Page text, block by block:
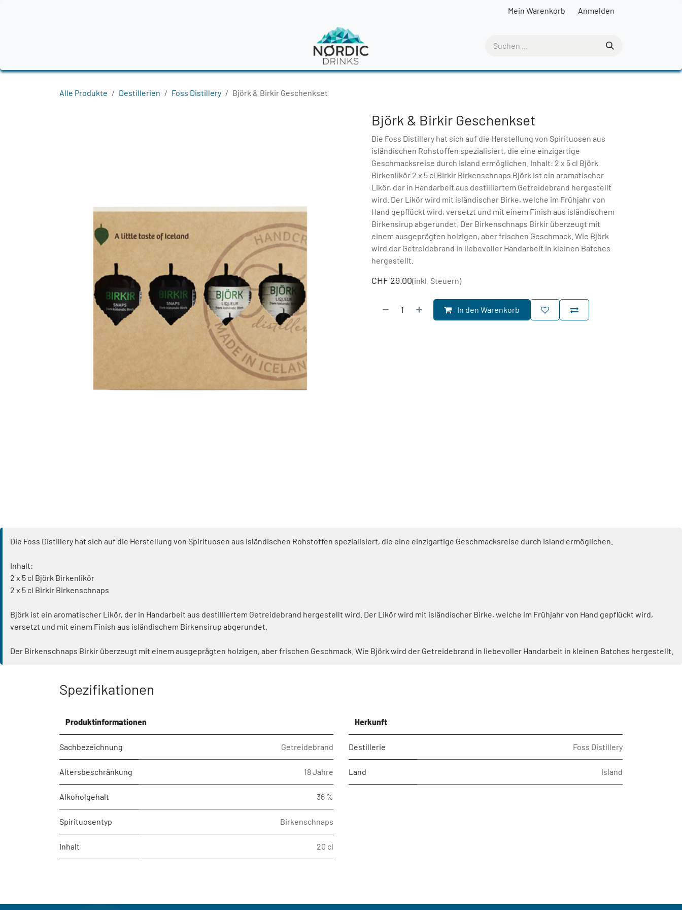
Mein Warenkorb Anmelden
Alle Produkte Destillerien Foss Distillery Björk & Birkir Geschenkset
Björk & Birkir Geschenkset
Die Foss Distillery hat sich auf die Herstellung von Spirituosen aus
isländischen Rohstoffen spezialisiert, die eine einzigartige
Geschmacksreise durch Island ermöglichen. Inhalt: 2 x 5 cl Björk
Birkenlikör 2 x 5 cl Birkir Birkenschnaps Björk ist ein aromatischer
Likör, der in Handarbeit aus destilliertem Getreidebrand hergestellt
wird. Der Likör wird mit isländischer Birke, welche im Frühjahr von
Hand gepflückt wird, versetzt und mit einem Finish aus isländischem
Birkensirup abgerundet. Der Birkenschnaps Birkir überzeugt mit
einem ausgeprägten holzigen, aber frischen Geschmack. Wie Björk
wird der Getreidebrand in liebevoller Handarbeit in kleinen Batches
hergestellt.
CHF 29.00(inkl. Steuern)
In den Warenkorb
Die Foss Distillery hat sich auf die Herstellung von Spirituosen aus isländischen Rohstoffen spezialisiert, die eine einzigartige Geschmacksreise durch Island ermöglichen.
Inhalt:
2 x 5 cl Björk Birkenlikör
2 x 5 cl Birkir Birkenschnaps
Björk ist ein aromatischer Likör, der in Handarbeit aus destilliertem Getreidebrand hergestellt wird. Der Likör wird mit isländischer Birke, welche im Frühjahr von Hand gepflückt wird,
versetzt und mit einem Finish aus isländischem Birkensirup abgerundet.
Der Birkenschnaps Birkir überzeugt mit einem ausgeprägten holzigen, aber frischen Geschmack. Wie Björk wird der Getreidebrand in liebevoller Handarbeit in kleinen Batches hergestellt.
Spezifikationen
Produktinformationen
Sachbezeichnung Getreidebrand
Altersbeschränkung 18 Jahre
Alkoholgehalt 36 %
Spirituosentyp Birkenschnaps
Inhalt 20 cl
Herkunft
Destillerie Foss Distillery
Land Island